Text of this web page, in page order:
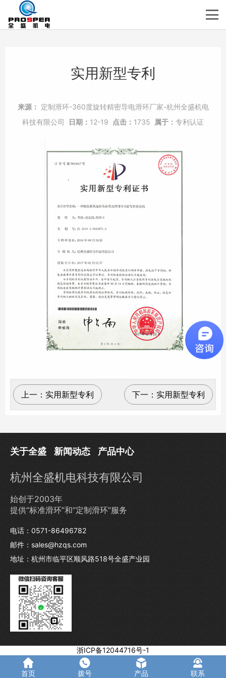
实用新型专利
来源： 定制滑环-360度旋转精密导电滑环厂家-杭州全盛机电
科技有限公司
日期： 12-19 点击： 1735 属于： 专利认证
上一： 实用新型专利 下一： 实用新型专利
关于全盛 新闻动态 产品中心
杭州全盛机电科技有限公司
始创于2003年
提供“标准滑环”和“定制滑环”服务
电话：0571-86496782
邮件：sales@hzqs.com
地址：杭州市临平区顺风路518号全盛产业园
浙ICP备12044716号-1
首页 拨号 产品 联系